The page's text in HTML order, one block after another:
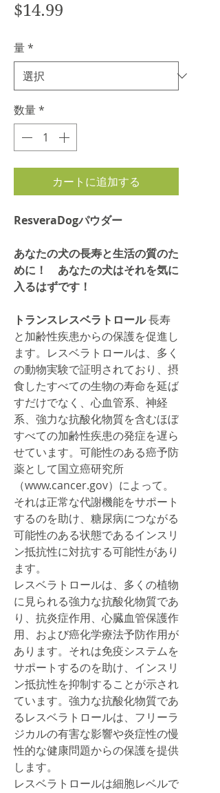
$14.99
量*
数量*
カートに追加する
ResveraDogパウダー
あなたの犬の長寿と生活の質のた
めに！
あなたの犬はそれを気に
入るはずです！
トランスレスベラトロール長寿
と加齢性疾患からの保護を促進し
ます。レスベラトロールは、多く
の動物実験で証明されており、摂
食したすべての生物の寿命を延ば
すだけでなく、心血管系、神経
系、強力な抗酸化物質を含むほぼ
すべての加齢性疾患の発症を遅ら
せています。可能性のある癌予防
薬として国立癌研究所
（www.cancer.gov）によって。
それは正常な代謝機能をサポート
するのを助け、糖尿病につながる
可能性のある状態であるインスリ
ン抵抗性に対抗する可能性があり
ます。
レスベラトロールは、多くの植物
に見られる強力な抗酸化物質であ
り、抗炎症作用、心臓血管保護作
用、および癌化学療法予防作用が
あります。それは免疫システムを
サポートするのを助け、インスリ
ン抵抗性を抑制することが示され
ています。強力な抗酸化物質であ
るレスベラトロールは、フリーラ
ジカルの有害な影響や炎症性の慢
性的な健康問題からの保護を提供
します。
レスベラトロールは細胞レベルで